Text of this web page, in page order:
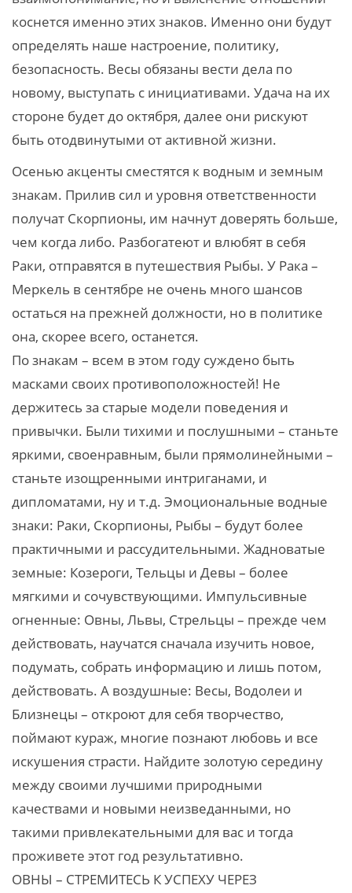
коснется именно этих знаков. Именно они будут
определять наше настроение, политику,
безопасность. Весы обязаны вести дела по
новому, выступать с инициативами. Удача на их
стороне будет до октября, далее они рискуют
быть отодвинутыми от активной жизни.
Осенью акценты сместятся к водным и земным
знакам. Прилив сил и уровня ответственности
получат Скорпионы, им начнут доверять больше,
чем когда либо. Разбогатеют и влюбят в себя
Раки, отправятся в путешествия Рыбы. У Рака –
Меркель в сентябре не очень много шансов
остаться на прежней должности, но в политике
она, скорее всего, останется.
По знакам – всем в этом году суждено быть
масками своих противоположностей! Не
держитесь за старые модели поведения и
привычки. Были тихими и послушными – станьте
яркими, своенравным, были прямолинейными –
станьте изощренными интриганами, и
дипломатами, ну и т.д. Эмоциональные водные
знаки: Раки, Скорпионы, Рыбы – будут более
практичными и рассудительными. Жадноватые
земные: Козероги, Тельцы и Девы – более
мягкими и сочувствующими. Импульсивные
огненные: Овны, Львы, Стрельцы – прежде чем
действовать, научатся сначала изучить новое,
подумать, собрать информацию и лишь потом,
действовать. А воздушные: Весы, Водолеи и
Близнецы – откроют для себя творчество,
поймают кураж, многие познают любовь и все
искушения страсти. Найдите золотую середину
между своими лучшими природными
качествами и новыми неизведанными, но
такими привлекательными для вас и тогда
проживете этот год результативно.
ОВНЫ – СТРЕМИТЕСЬ К УСПЕХУ ЧЕРЕЗ